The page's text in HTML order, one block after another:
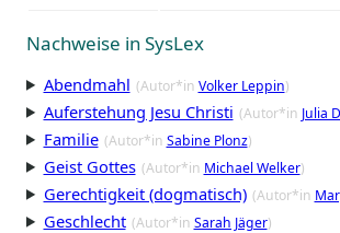
Nachweise in SysLex
Abendmahl (Autor*in Volker Leppin)
Auferstehung Jesu Christi (Autor*in Julia
Familie (Autor*in Sabine Plonz)
Geist Gottes (Autor*in Michael Welker)
Gerechtigkeit (dogmatisch) (Autor*in
Geschlecht (Autor*in Sarah Jäger)